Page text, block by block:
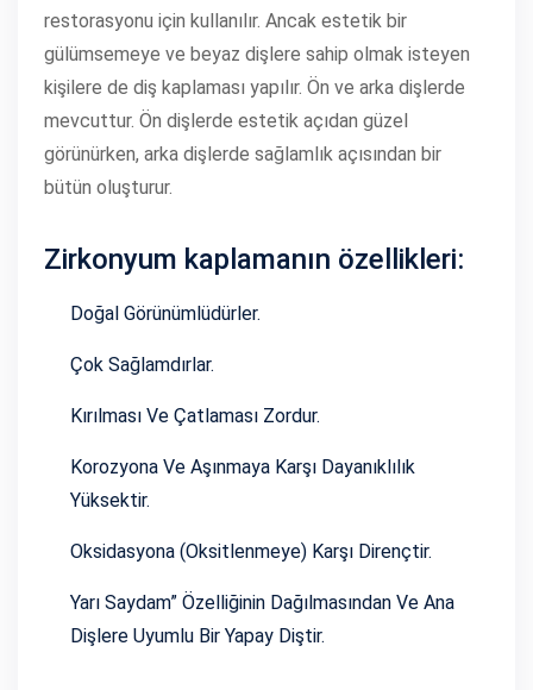
restorasyonu için kullanılır. Ancak estetik bir
gülümsemeye ve beyaz dişlere sahip olmak isteyen
kişilere de diş kaplaması yapılır. Ön ve arka dişlerde
mevcuttur. Ön dişlerde estetik açıdan güzel
görünürken, arka dişlerde sağlamlık açısından bir
bütün oluşturur.
Zirkonyum kaplamanın özellikleri:
Doğal Görünümlüdürler.
Çok Sağlamdırlar.
Kırılması Ve Çatlaması Zordur.
Korozyona Ve Aşınmaya Karşı Dayanıklılık
Yüksektir.
Oksidasyona (oksitlenmeye) Karşı Dirençtir.
Yarı Saydam” Özelliğinin Dağılmasından Ve Ana
Dişlere Uyumlu Bir Yapay Diştir.